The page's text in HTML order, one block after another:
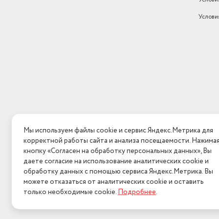
Технические инновации:
DC Inverter технология – точное поддержание
Фильтр предварительной
Класс энергопотребления
класс A++
Вес товара в упаковке, (кг)
58
Тип внутреннего блока
настенный
Цвет
белый
Гарантийный срок
1 год
Мы используем файлы cookie и сервис Яндекс.Метрика для
корректной работы сайта и анализа посещаемости. Нажимая
кнопку «Согласен на обработку персональных данных», Вы
даете согласие на использование аналитических cookie и
обработку данных с помощью сервиса Яндекс.Метрика. Вы
можете отказаться от аналитических cookie и оставить
только необходимые cookie.Подробнее.